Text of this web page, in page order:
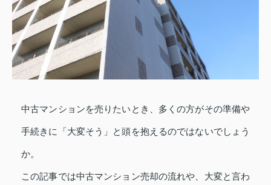
中古マンションを売りたいとき、多くの方がその準備や
手続きに「大変そう」と頭を抱えるのではないでしょう
か。
この記事では中古マンション売却の流れや、大変と言わ